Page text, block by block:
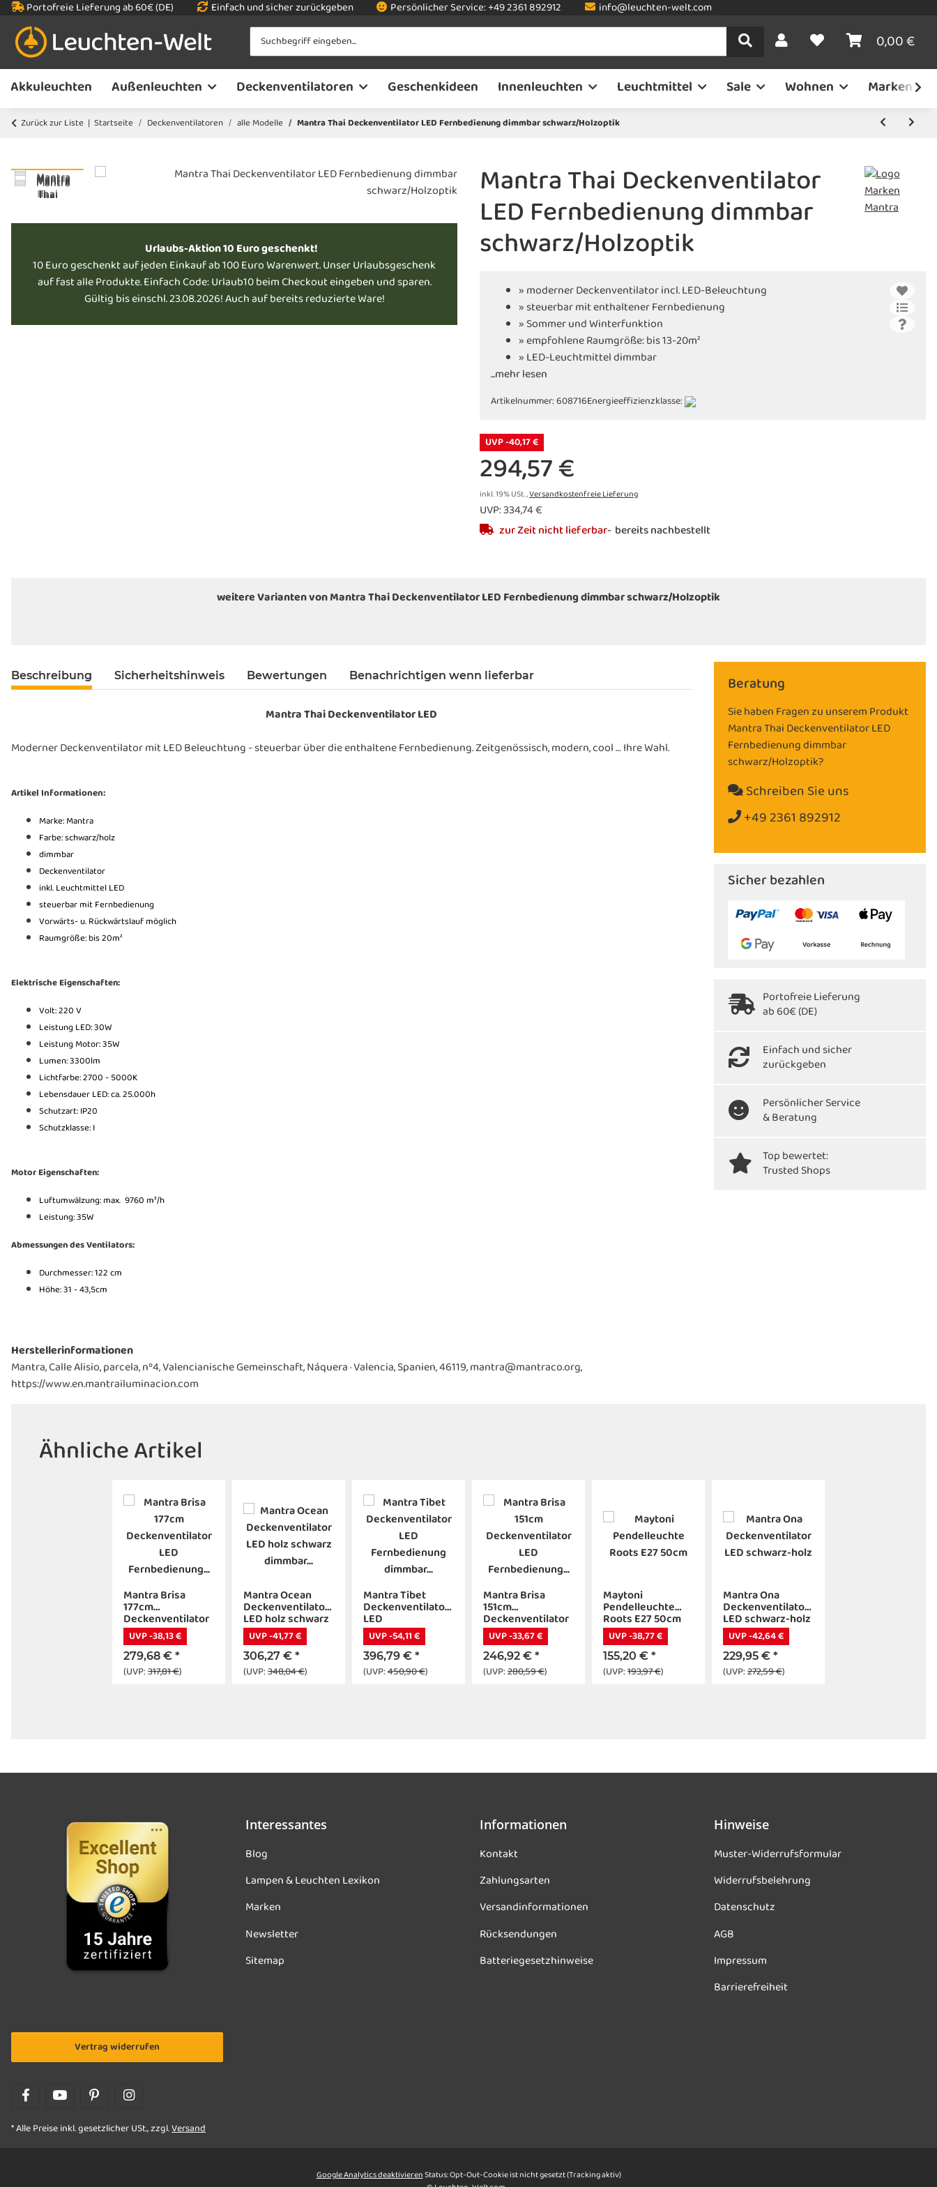
Portofreie Lieferung ab 60€ (DE) Einfach und sicher zurückgeben Persönlicher Service:+49 2361 892912 info@leuchten-welt.com
0,00 €
Akkuleuchten Außenleuchten Deckenventilatoren Geschenkideen Innenleuchten Leuchtmittel Sale Wohnen Marken
Zurück zur Liste Startseite Deckenventilatoren alle Modelle Mantra Thai Deckenventilator LED Fernbedienung dimmbar schwarz/Holzoptik
Urlaubs-Aktion 10 Euro geschenkt!
10 Euro geschenkt auf jeden Einkauf ab 100 Euro Warenwert. Unser Urlaubsgeschenk
auf fast alle Produkte. Einfach Code: Urlaub10 beim Checkout eingeben und sparen.
Gültig bis einschl. 23.08.2026! Auch auf bereits reduzierte Ware!
Mantra Thai Deckenventilator
LED Fernbedienung dimmbar
schwarz/Holzoptik
» moderner Deckenventilator incl. LED-Beleuchtung
» steuerbar mit enthaltener Fernbedienung
» Sommer und Winterfunktion
» empfohlene Raumgröße: bis 13-20m²
» LED-Leuchtmittel dimmbar
» 2700 - 5000 Kelvin
...mehr lesen
Artikelnummer:608716Energieeffizienzklasse:
UVP -40,17 €
294,57 €
inkl. 19% USt. ,Versandkostenfreie Lieferung
UVP:334,74 €
zur Zeit nicht lieferbar bereits nachbestellt
weitere Varianten von Mantra Thai Deckenventilator LED Fernbedienung dimmbar schwarz/Holzoptik
Beschreibung Sicherheitshinweis Bewertungen Benachrichtigen wenn lieferbar
Mantra Thai Deckenventilator LED
Moderner Deckenventilator mit LED Beleuchtung - steuerbar über die enthaltene Fernbedienung. Zeitgenössisch, modern, cool … Ihre Wahl.
Artikel Informationen:
Marke: Mantra
Farbe: schwarz/holz
dimmbar
Deckenventilator
inkl. Leuchtmittel LED
steuerbar mit Fernbedienung
Vorwärts- u. Rückwärtslauf möglich
Raumgröße: bis 20m²
Elektrische Eigenschaften:
Volt: 220 V
Leistung LED: 30W
Leistung Motor: 35W
Lumen: 3300lm
Lichtfarbe: 2700 - 5000K
Lebensdauer LED: ca. 25.000h
Schutzart: IP20
Schutzklasse: I
Motor Eigenschaften:
Luftumwälzung: max. 9760 m³/h
Leistung: 35W
Abmessungen des Ventilators:
Durchmesser: 122 cm
Höhe: 31 - 43,5cm
Herstellerinformationen
Mantra, Calle Alisio, parcela, nº4, Valencianische Gemeinschaft, Náquera · Valencia, Spanien, 46119, mantra@mantraco.org,
https://www.en.mantrailuminacion.com
Beratung
Sie haben Fragen zu unserem Produkt
Mantra Thai Deckenventilator LED
Fernbedienung dimmbar
schwarz/Holzoptik?
Schreiben Sie uns
+49 2361 892912
Sicher bezahlen
Portofreie Lieferung
ab 60€ (DE)
Einfach und sicher
zurückgeben
Persönlicher Service
& Beratung
Top bewertet:
Trusted Shops
Ähnliche Artikel
Mantra Brisa
177cm
Deckenventilator
LED
Fernbedienung
dimmbar
schwarz/holz
UVP -38,13 €
279,68 € *
(UVP:317,81 €)
Mantra Ocean
Deckenventilator
LED holz schwarz
dimmbar
Fernbedienung
UVP -41,77 €
306,27 € *
(UVP:348,04 €)
Mantra Tibet
Deckenventilator
LED
Fernbedienung
dimmbar holz
schwarz
UVP -54,11 €
396,79 € *
(UVP:450,90 €)
Mantra Brisa
151cm
Deckenventilator
LED
Fernbedienung
dimmbar
schwarz/holz
UVP -33,67 €
246,92 € *
(UVP:280,59 €)
Maytoni
Pendelleuchte
Roots E27 50cm
UVP -38,77 €
155,20 € *
(UVP:193,97 €)
Mantra Ona
Deckenventilator
LED schwarz-holz
UVP -42,64 €
229,95 € *
(UVP:272,59 €)
Interessantes
Blog
Lampen & Leuchten Lexikon
Marken
Newsletter
Sitemap
Informationen
Kontakt
Zahlungsarten
Versandinformationen
Rücksendungen
Batteriegesetzhinweise
Hinweise
Muster-Widerrufsformular
Widerrufsbelehrung
Datenschutz
AGB
Impressum
Barrierefreiheit
Vertrag widerrufen
* Alle Preise inkl. gesetzlicher USt., zzgl.Versand
Google Analytics deaktivierenStatus: Opt-Out-Cookie ist nicht gesetzt (Tracking aktiv)